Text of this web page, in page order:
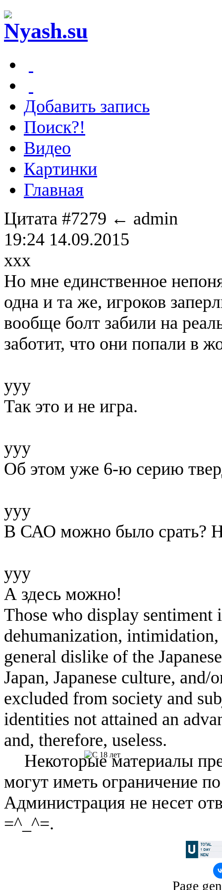
Добавить запись
Поиск?!
Видео
Картинки
Главная
Цитата #7279 ← admin
19:24 14.09.2015
xxx
Но мне единственное
одна и та же, игроков
вообще болт забили на
заботит, что они попали в
yyy
Так это и не игра.
yyy
Об этом уже 6-ю серию
yyy
В САО можно было срать?
yyy
А здесь можно!
Those who display
dehumanization,
general dislike of the
Japan, Japanese culture, and/
excluded from society and
identities not attained an
and, therefore, useless.
Некоторые материалы
могут иметь ограничение
Администрация не несет
=^_^=.
Page